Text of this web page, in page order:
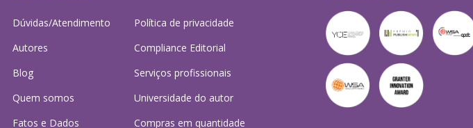
Dúvidas/Atendimento
Autores
Blog
Quem somos
Fatos e Dados
Política de privacidade
Compliance Editorial
Serviços profissionais
Universidade do autor
Compras em quantidade